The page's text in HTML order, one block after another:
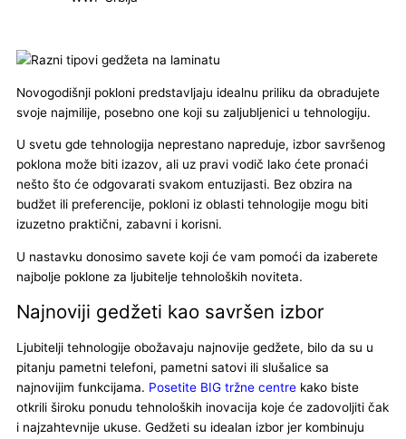
Novogodišnji pokloni predstavljaju idealnu priliku da obradujete
svoje najmilije, posebno one koji su zaljubljenici u tehnologiju.
U svetu gde tehnologija neprestano napreduje, izbor savršenog
poklona može biti izazov, ali uz pravi vodič lako ćete pronaći
nešto što će odgovarati svakom entuzijasti. Bez obzira na
budžet ili preferencije, pokloni iz oblasti tehnologije mogu biti
izuzetno praktični, zabavni i korisni.
U nastavku donosimo savete koji će vam pomoći da izaberete
najbolje poklone za ljubitelje tehnoloških noviteta.
Najnoviji gedžeti kao savršen izbor
Ljubitelji tehnologije obožavaju najnovije gedžete, bilo da su u
pitanju pametni telefoni, pametni satovi ili slušalice sa
najnovijim funkcijama. Posetite BIG tržne centre kako biste
otkrili široku ponudu tehnoloških inovacija koje će zadovoljiti čak
i najzahtevnije ukuse. Gedžeti su idealan izbor jer kombinuju